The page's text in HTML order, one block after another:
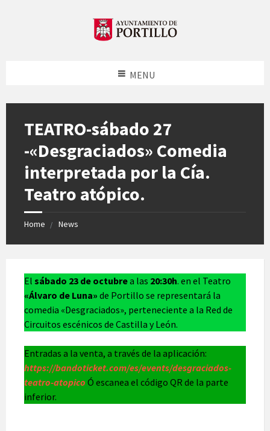
MENU
TEATRO-sábado 27
-«Desgraciados» Comedia
interpretada por la Cía.
Teatro atópico.
Home News
El sábado 23 de octubrea las 20:30h. en el Teatro
«Álvaro de Luna» de Portillo se representará la
comedia «Desgraciados», perteneciente a la Red de
Circuitos escénicos de Castilla y León.
Entradas a la venta, a través de la aplicación:
https://bandoticket.com/es/events/desgraciados-
teatro-atopico Ó escanea el código QR de la parte
inferior.